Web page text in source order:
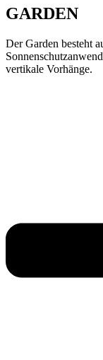
GARDEN
Der Garden besteht
vertikale Vorhänge.